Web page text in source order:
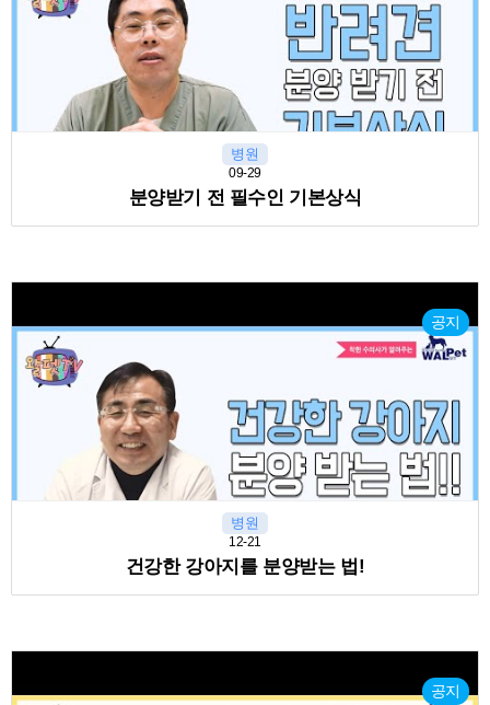
병원
09-29
분양받기 전 필수인 기본상식
공지
병원
12-21
건강한 강아지를 분양받는 법!
공지